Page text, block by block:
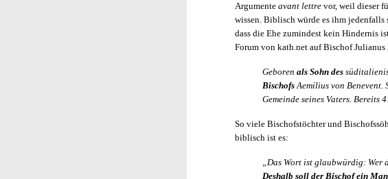
Argumente avant lettre vor, weil dieser
wissen. Biblisch würde es ihm jedenfalls
dass die Ehe zumindest kein Hindernis
Forum von kath.net auf Bischof Julianus
Geboren als Sohn des
BischofsAemilius von
Gemeinde seines Vaters. Bereits
So viele Bischofstöchter und
biblisch ist es:
„Das Wort ist glaubwürdig: Wer
Deshalb soll der Bischof ein